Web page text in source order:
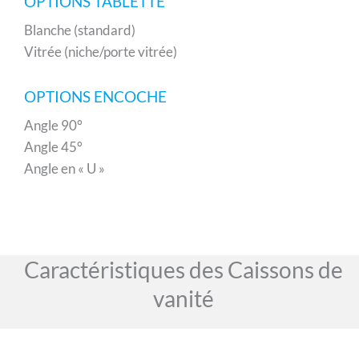
Blanche (standard)
Vitrée (niche/porte vitrée)
OPTIONS ENCOCHE
Angle 90°
Angle 45°
Angle en « U »
Caractéristiques des Caissons de
vanité